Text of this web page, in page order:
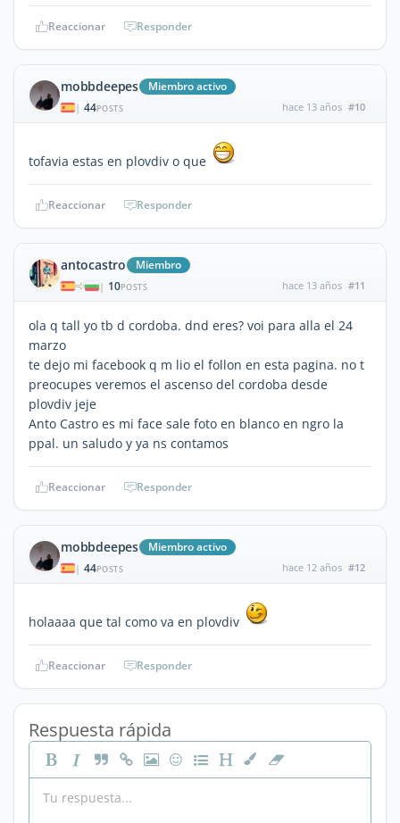
Reaccionar Responder
mobbdeepes Miembro activo
| 44POSTS hace 13 años #10
tofavia estas en plovdiv o que
Reaccionar Responder
antocastro Miembro
| 10POSTS hace 13 años #11
ola q tall yo tb d cordoba. dnd eres? voi para alla el 24
marzo
te dejo mi facebook q m lio el follon en esta pagina. no t
preocupes veremos el ascenso del cordoba desde
plovdiv jeje
Anto Castro es mi face sale foto en blanco en ngro la
ppal. un saludo y ya ns contamos
Reaccionar Responder
mobbdeepes Miembro activo
| 44POSTS hace 12 años #12
holaaaa que tal como va en plovdiv
Reaccionar Responder
Respuesta rápida